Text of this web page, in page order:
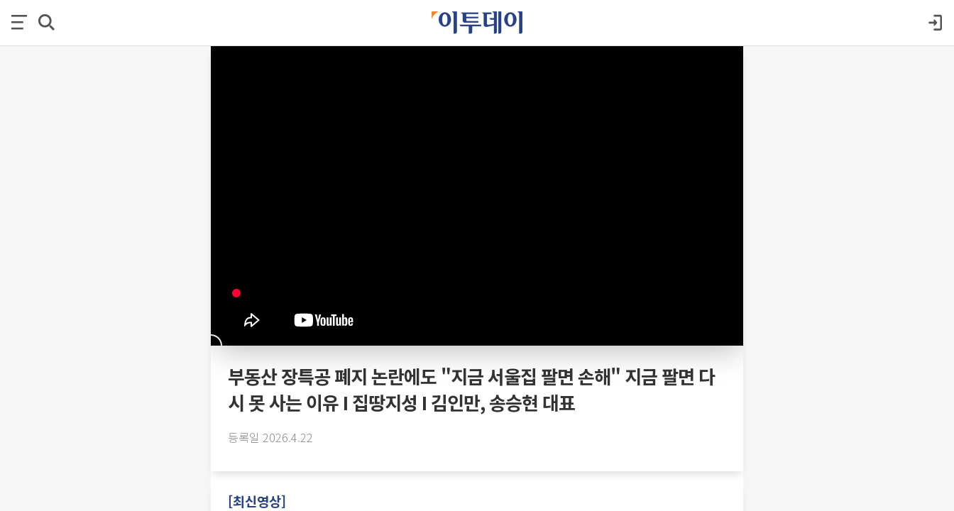
부동산 장특공 폐지 논란에도 "지금 서울집 팔면 손해" 지금 팔면 다
시 못 사는 이유 I 집땅지성 I 김인만, 송승현 대표
등록일 2026.4.22
[최신영상]